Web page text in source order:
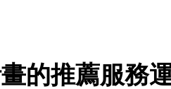
畫的推薦服務